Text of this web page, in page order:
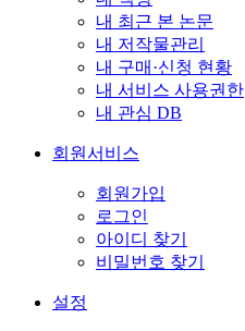
내 최근 본 논문
내 저작물관리
내 구매·신청 현황
내 서비스 사용권한
내 관심 DB
회원서비스
회원가입
로그인
아이디 찾기
비밀번호 찾기
설정